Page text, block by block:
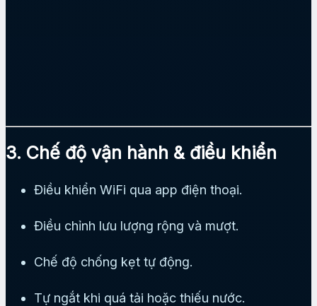
3. Chế độ vận hành & điều khiển
Điều khiển WiFi qua app điện thoại.
Điều chỉnh lưu lượng rộng và mượt.
Chế độ chống kẹt tự động.
Tự ngắt khi quá tải hoặc thiếu nước.